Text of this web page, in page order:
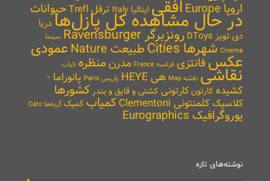
اروپا Europe افقی ایتالیا Italy ترفل Trefl حیواناتدر حال مشاهده کل پازل‌هادریا
دی تویز DToys
رونزبرگر Ravensburger
سینما
Cinema شهرها Cities طبیعت Nature عمودی
عکسفانتزی فرانسه France مدرنمنظره نایاب نقاشی نقشه Map هی HEYE پاریس Paris
پانوراما -
کشیده کارتونکارتونی کشتی و قایق و بندر کشورها
کلاسیککلمنتونی Clementoni کمیاب کمیک گربه‌ها Cats
یوروگرافیک Eurographics
نوشته‌های تازه